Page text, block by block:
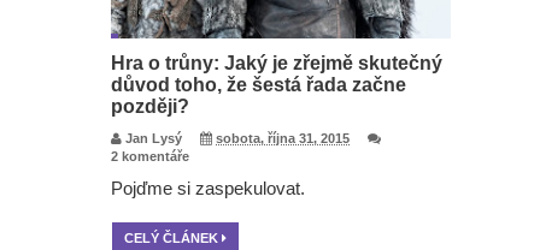
Hra o trůny: Jaký je zřejmě skutečný
důvod toho, že šestá řada začne
později?
Jan Lysý
sobota, října 31, 2015
2 komentáře
Pojďme si zaspekulovat.
CELÝ ČLÁNEK